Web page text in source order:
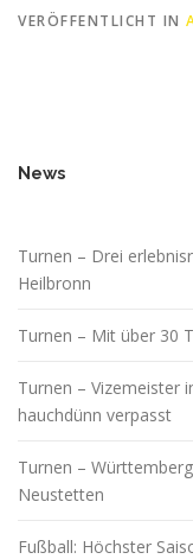
VERÖFFENTLICHT IN
News
Turnen – Drei
Heilbronn
Turnen – Mit über 30
Turnen – Vizemeister
hauchdünn verpasst
Turnen –
Neustetten
Fußball: Höchster